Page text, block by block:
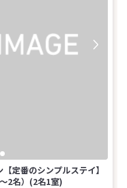
定番のシンプルステイ】
2名）(2名1室)